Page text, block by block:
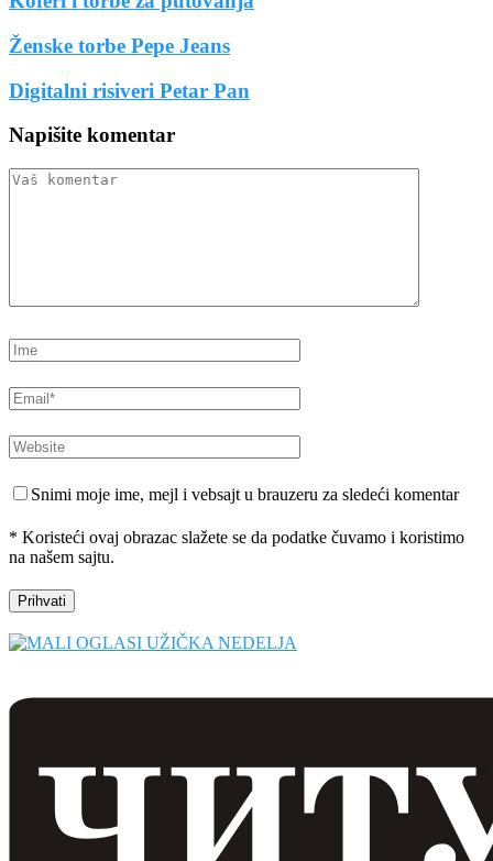
Ženske torbe Pepe Jeans
Digitalni risiveri Petar Pan
Napišite komentar
Snimi moje ime, mejl i vebsajt u brauzeru za sledeći komentar
* Koristeći ovaj obrazac slažete se da podatke čuvamo i koristimo
na našem sajtu.